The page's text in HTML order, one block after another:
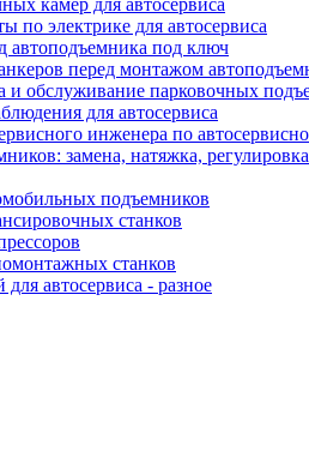
камер для автосервиса
по электрике для автосервиса
автоподъемника под ключ
перед монтажом
и обслуживание парковочных
для автосервиса
инженера по
замена, натяжка,
подъемников
станков
станков
для автосервиса - разное